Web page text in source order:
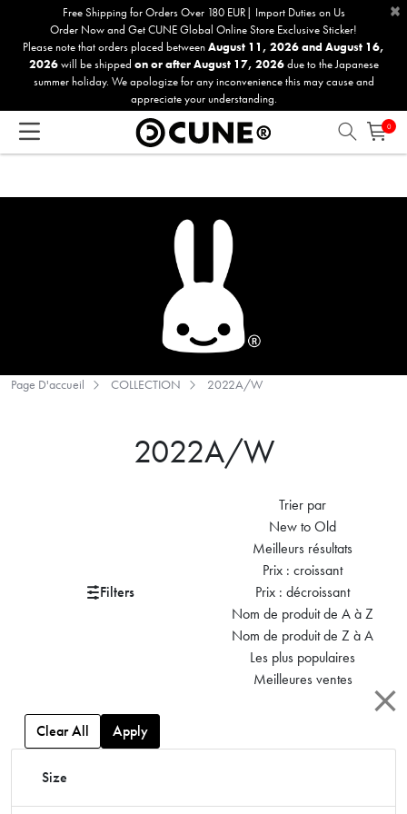
Web
comprend
Free Shipping for Orders Over 180 EUR| Import Duties on Us
Order Now and Get CUNE Global Online Store Exclusive Sticker!
Please note that orders placed betweenAugust 11, 2026 and August 16,
2026will be shipped on or after August 17, 2026due to the Japanese
summer holiday. We apologize for any inconvenience this may cause and
appreciate your understanding.
×
0
Page D'accueil COLLECTION 2022A/W
2022A/W
Filters
Trier par
New to Old
Meilleurs résultats
Prix : croissant
Prix : décroissant
Nom de produit de A à Z
Nom de produit de Z à A
Les plus populaires
Meilleures ventes
Clear All Apply
Size